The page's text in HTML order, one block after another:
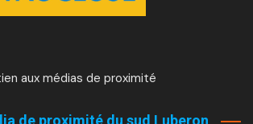
aux médias de proximité